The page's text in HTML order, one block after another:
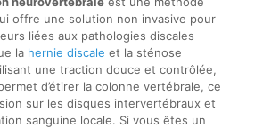
offre une solution non invasive pour
liées aux pathologies discales
la hernie discale et la sténose
une traction douce et contrôlée,
d’étirer la colonne vertébrale, ce
sur les disques intervertébraux et
sanguine locale. Si vous êtes un